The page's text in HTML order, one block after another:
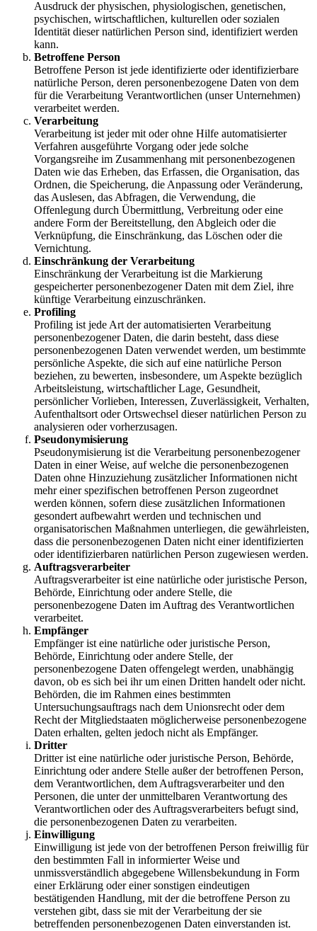
Ausdruck der physischen, physiologischen, genetischen,
psychischen, wirtschaftlichen, kulturellen oder sozialen
Identität dieser natürlichen Person sind, identifiziert werden
kann.
Betroffene Person
Betroffene Person ist jede identifizierte oder identifizierbare
natürliche Person, deren personenbezogene Daten von dem
für die Verarbeitung Verantwortlichen (unser Unternehmen)
verarbeitet werden.
Verarbeitung
Verarbeitung ist jeder mit oder ohne Hilfe automatisierter
Verfahren ausgeführte Vorgang oder jede solche
Vorgangsreihe im Zusammenhang mit personenbezogenen
Daten wie das Erheben, das Erfassen, die Organisation, das
Ordnen, die Speicherung, die Anpassung oder Veränderung,
das Auslesen, das Abfragen, die Verwendung, die
Offenlegung durch Übermittlung, Verbreitung oder eine
andere Form der Bereitstellung, den Abgleich oder die
Verknüpfung, die Einschränkung, das Löschen oder die
Vernichtung.
Einschränkung der Verarbeitung
Einschränkung der Verarbeitung ist die Markierung
gespeicherter personenbezogener Daten mit dem Ziel, ihre
künftige Verarbeitung einzuschränken.
Profiling
Profiling ist jede Art der automatisierten Verarbeitung
personenbezogener Daten, die darin besteht, dass diese
personenbezogenen Daten verwendet werden, um bestimmte
persönliche Aspekte, die sich auf eine natürliche Person
beziehen, zu bewerten, insbesondere, um Aspekte bezüglich
Arbeitsleistung, wirtschaftlicher Lage, Gesundheit,
persönlicher Vorlieben, Interessen, Zuverlässigkeit, Verhalten,
Aufenthaltsort oder Ortswechsel dieser natürlichen Person zu
analysieren oder vorherzusagen.
Pseudonymisierung
Pseudonymisierung ist die Verarbeitung personenbezogener
Daten in einer Weise, auf welche die personenbezogenen
Daten ohne Hinzuziehung zusätzlicher Informationen nicht
mehr einer spezifischen betroffenen Person zugeordnet
werden können, sofern diese zusätzlichen Informationen
gesondert aufbewahrt werden und technischen und
organisatorischen Maßnahmen unterliegen, die gewährleisten,
dass die personenbezogenen Daten nicht einer identifizierten
oder identifizierbaren natürlichen Person zugewiesen werden.
Auftragsverarbeiter
Auftragsverarbeiter ist eine natürliche oder juristische Person,
Behörde, Einrichtung oder andere Stelle, die
personenbezogene Daten im Auftrag des Verantwortlichen
verarbeitet.
Empfänger
Empfänger ist eine natürliche oder juristische Person,
Behörde, Einrichtung oder andere Stelle, der
personenbezogene Daten offengelegt werden, unabhängig
davon, ob es sich bei ihr um einen Dritten handelt oder nicht.
Behörden, die im Rahmen eines bestimmten
Untersuchungsauftrags nach dem Unionsrecht oder dem
Recht der Mitgliedstaaten möglicherweise personenbezogene
Daten erhalten, gelten jedoch nicht als Empfänger.
Dritter
Dritter ist eine natürliche oder juristische Person, Behörde,
Einrichtung oder andere Stelle außer der betroffenen Person,
dem Verantwortlichen, dem Auftragsverarbeiter und den
Personen, die unter der unmittelbaren Verantwortung des
Verantwortlichen oder des Auftragsverarbeiters befugt sind,
die personenbezogenen Daten zu verarbeiten.
Einwilligung
Einwilligung ist jede von der betroffenen Person freiwillig für
den bestimmten Fall in informierter Weise und
unmissverständlich abgegebene Willensbekundung in Form
einer Erklärung oder einer sonstigen eindeutigen
bestätigenden Handlung, mit der die betroffene Person zu
verstehen gibt, dass sie mit der Verarbeitung der sie
betreffenden personenbezogenen Daten einverstanden ist.